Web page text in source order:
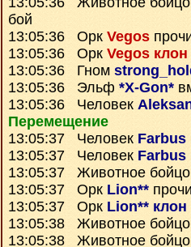
бой
13:05:36 Орк Vegos
13:05:36 Орк Vegos клон
13:05:36 Гном
13:05:36 Эльф *X-Gon*
13:05:36 Человек
Перемещение
13:05:37 Человек Farbus
13:05:37 Человек Farbus
13:05:37 Животное
13:05:37 Орк Lion**
13:05:37 Орк Lion** клон
13:05:38 Животное
13:05:38 Животное